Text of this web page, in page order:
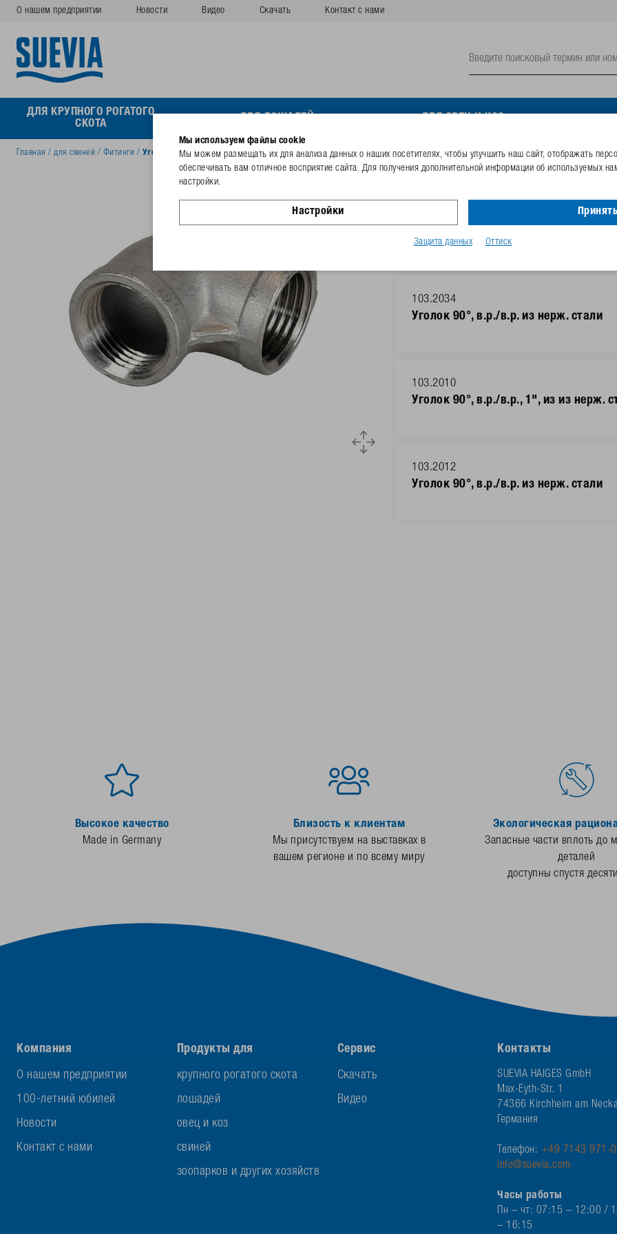
О нашем предприятии Новости Видео Скачать Контакт с нами
ДЛЯ КРУПНОГО РОГАТОГО
СКОТА
Главная / для свиней / Фитинги / Уголок 90°, в.р./в.р. из нерж. стали
103.2034
103.2034
Уголок 90°, в.р./в.р. из нерж. стали
103.2010
Уголок 90°, в.р./в.р., 1", из из нерж.
103.2012
Уголок 90°, в.р./в.р. из нерж. стали
Высокое качество
Made in Germany
Близость к клиентам
Мы присутствуем на выставках в
вашем регионе и по всему миру
Экологическая
Запасные части вплоть до
деталей
доступны спустя
Компания
О нашем предприятии
100-летний юбилей
Новости
Контакт с нами
Продукты для
крупного рогатого скота
лошадей
овец и коз
свиней
зоопарков и других хозяйств
Сервис
Скачать
Видео
Контакты
SUEVIA HAIGES GmbH
Max-Eyth-Str. 1
74366 Kirchheim am
Германия
Телефон: +49 7143 971-0
info@suevia.com
Часы работы
Пн – чт: 07:15 – 12:00 /
– 16:15
Мы используем файлы cookie
Мы можем размещать их для анализа данных о наших посетителях, чтобы улучшить наш сайт, отображать
обеспечивать вам отличное восприятие сайта. Для получения дополнительной информации об используемых
настройки.
Настройки
Защита данных Оттиск